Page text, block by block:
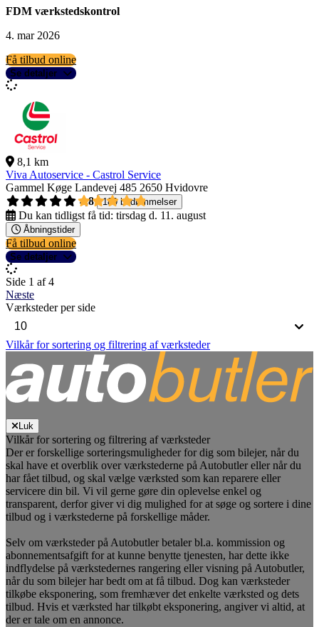
FDM værkstedskontrol
4. mar 2026
Få tilbud online
Se detaljer
8,1 km
Viva Autoservice - Castrol Service
Gammel Køge Landevej 485 2650 Hvidovre
4,8
189 bedømmelser
Du kan tidligst få tid: tirsdag d. 11. august
Åbningstider
Få tilbud online
Se detaljer
Side 1 af 4
Næste
Værksteder per side
Vilkår for sortering og filtrering af værksteder
Luk
Vilkår for sortering og filtrering af værksteder
Der er forskellige sorteringsmuligheder for dig som bilejer, når du
skal have et overblik over værkstederne på Autobutler eller når du
har fået tilbud, og skal vælge værksted som kan reparere eller
servicere din bil. Vi vil gerne gøre din oplevelse enkel og
transparent, derfor giver vi dig mulighed for at søge og sortere i dine
tilbud og i værkstederne på forskellige måder.
Selv om værksteder på Autobutler betaler bl.a. kommission og
abonnementsafgift for at kunne benytte tjenesten, har dette ikke
indflydelse på værkstedernes rangering eller visning på Autobutler,
når du som bilejer har bedt om at få tilbud. Dog kan værksteder
tilkøbe eksponering, som fremhæver det enkelte værksted og dets
tilbud. Hvis et værksted har tilkøbt eksponering, angiver vi altid, at
der er tale om en annonce.